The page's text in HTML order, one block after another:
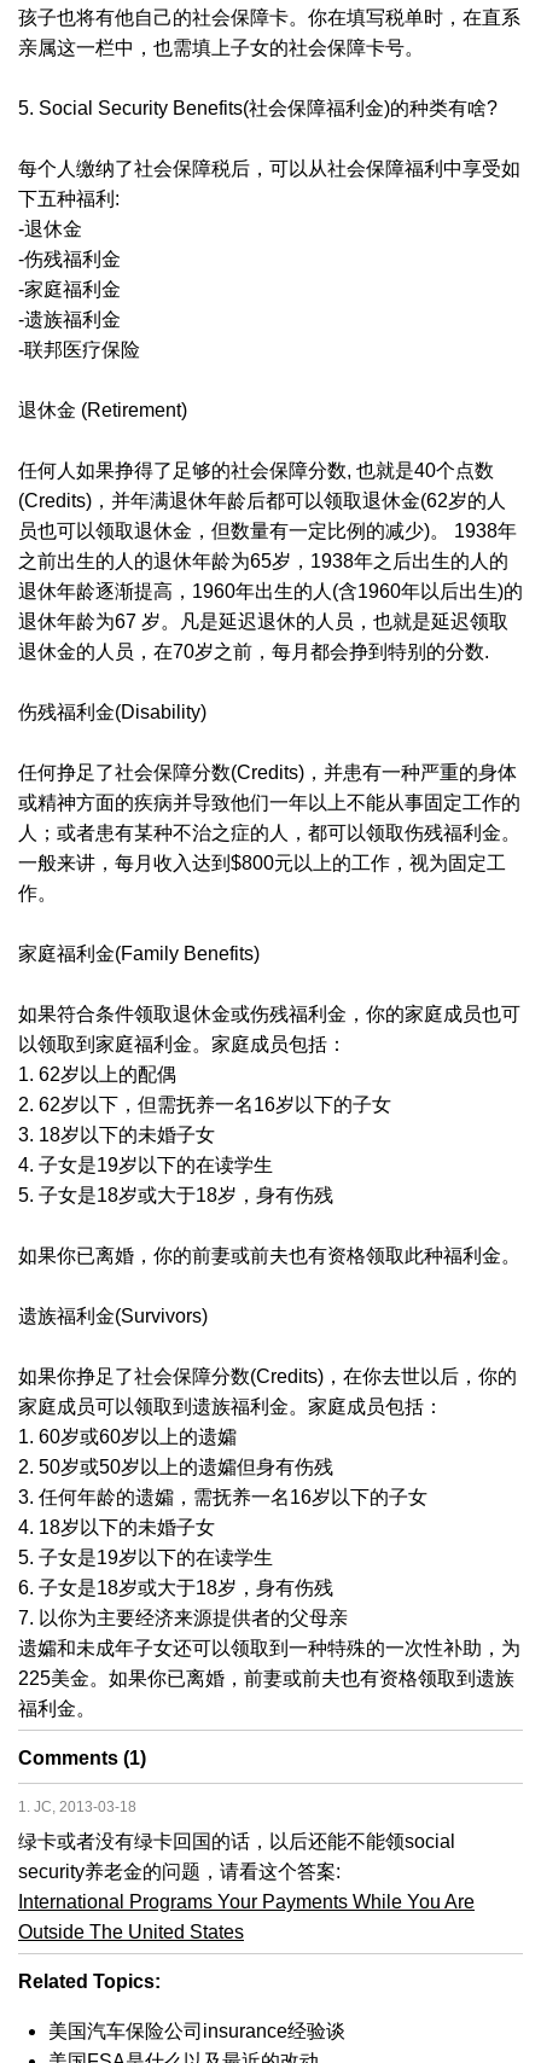
孩子也将有他自己的社会保障卡。你在填写税单时，在直系
亲属这一栏中，也需填上子女的社会保障卡号。
5. Social Security Benefits(社会保障福利金)的种类有啥?
每个人缴纳了社会保障税后，可以从社会保障福利中享受如
下五种福利:
-退休金
-伤残福利金
-家庭福利金
-遗族福利金
-联邦医疗保险
退休金 (Retirement)
任何人如果挣得了足够的社会保障分数, 也就是40个点数
(Credits)，并年满退休年龄后都可以领取退休金(62岁的人
员也可以领取退休金，但数量有一定比例的减少)。 1938年
之前出生的人的退休年龄为65岁，1938年之后出生的人的
退休年龄逐渐提高，1960年出生的人(含1960年以后出生)的
退休年龄为67 岁。凡是延迟退休的人员，也就是延迟领取
退休金的人员，在70岁之前，每月都会挣到特别的分数.
伤残福利金(Disability)
任何挣足了社会保障分数(Credits)，并患有一种严重的身体
或精神方面的疾病并导致他们一年以上不能从事固定工作的
人；或者患有某种不治之症的人，都可以领取伤残福利金。
一般来讲，每月收入达到$800元以上的工作，视为固定工
作。
家庭福利金(Family Benefits)
如果符合条件领取退休金或伤残福利金，你的家庭成员也可
以领取到家庭福利金。家庭成员包括：
1. 62岁以上的配偶
2. 62岁以下，但需抚养一名16岁以下的子女
3. 18岁以下的未婚子女
4. 子女是19岁以下的在读学生
5. 子女是18岁或大于18岁，身有伤残
如果你已离婚，你的前妻或前夫也有资格领取此种福利金。
遗族福利金(Survivors)
如果你挣足了社会保障分数(Credits)，在你去世以后，你的
家庭成员可以领取到遗族福利金。家庭成员包括：
1. 60岁或60岁以上的遗孀
2. 50岁或50岁以上的遗孀但身有伤残
3. 任何年龄的遗孀，需抚养一名16岁以下的子女
4. 18岁以下的未婚子女
5. 子女是19岁以下的在读学生
6. 子女是18岁或大于18岁，身有伤残
7. 以你为主要经济来源提供者的父母亲
遗孀和未成年子女还可以领取到一种特殊的一次性补助，为
225美金。如果你已离婚，前妻或前夫也有资格领取到遗族
福利金。
Comments (1)
1. JC, 2013-03-18
绿卡或者没有绿卡回国的话，以后还能不能领social
security养老金的问题，请看这个答案:
International Programs Your Payments While You Are
Outside The United States
Related Topics:
美国汽车保险公司insurance经验谈